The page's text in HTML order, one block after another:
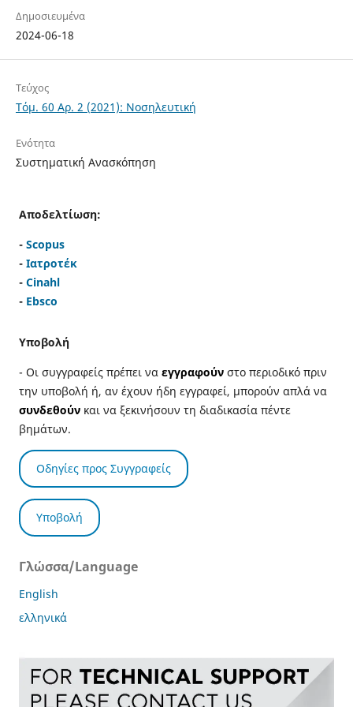
Δημοσιευμένα
2024-06-18
Τεύχος
Τόμ. 60 Αρ. 2 (2021): Νοσηλευτική
Ενότητα
Συστηματική Ανασκόπηση
Αποδελτίωση:
- Scopus
- Ιατροτέκ
- Cinahl
- Ebsco
Υποβολή
- Οι συγγραφείς πρέπει να εγγραφούν στο περιοδικό πριν
την υποβολή ή, αν έχουν ήδη εγγραφεί, μπορούν απλά να
συνδεθούνκαι να ξεκινήσουν τη διαδικασία πέντε
βημάτων.
Οδηγίες προς Συγγραφείς
Υποβολή
Γλώσσα/Language
English
ελληνικά